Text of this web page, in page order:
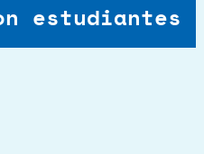
estudiantes